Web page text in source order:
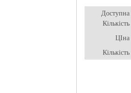
Доступна
Кількість
ЦІна
Кількість